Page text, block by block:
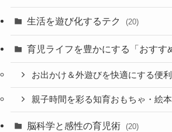
生活を遊び化するテク (20)
育児ライフを豊かにする「おすす
お出かけ＆外遊びを快適にする便
親子時間を彩る知育おもちゃ・絵本
脳科学と感性の育児術 (20)